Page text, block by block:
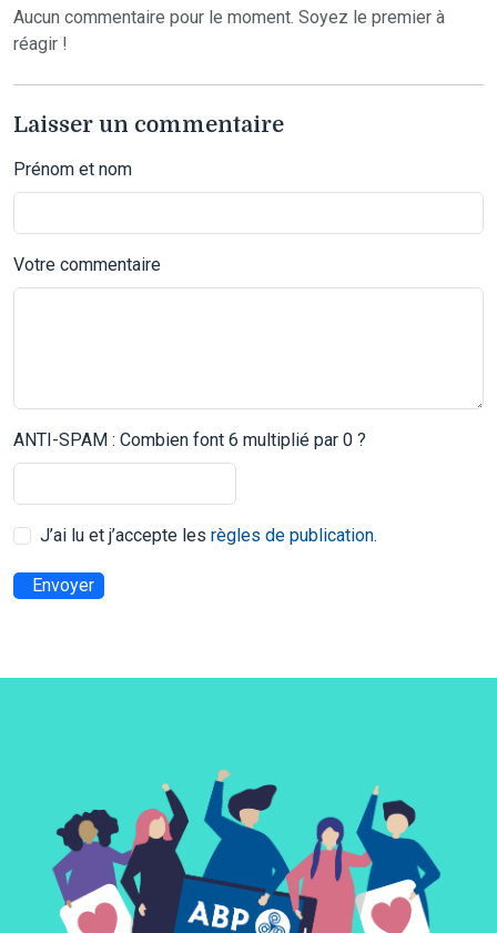
Aucun commentaire pour le moment. Soyez le premier à
réagir !
Laisser un commentaire
Prénom et nom
Votre commentaire
ANTI-SPAM : Combien font 6 multiplié par 0 ?
J’ai lu et j’accepte les règles de publication.
Envoyer